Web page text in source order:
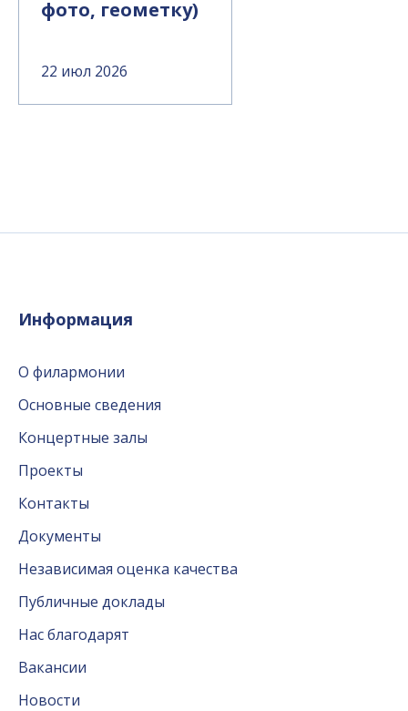
фото, геометку)
22 июл 2026
Информация
О филармонии
Основные сведения
Концертные залы
Проекты
Контакты
Документы
Независимая оценка качества
Публичные доклады
Нас благодарят
Вакансии
Новости